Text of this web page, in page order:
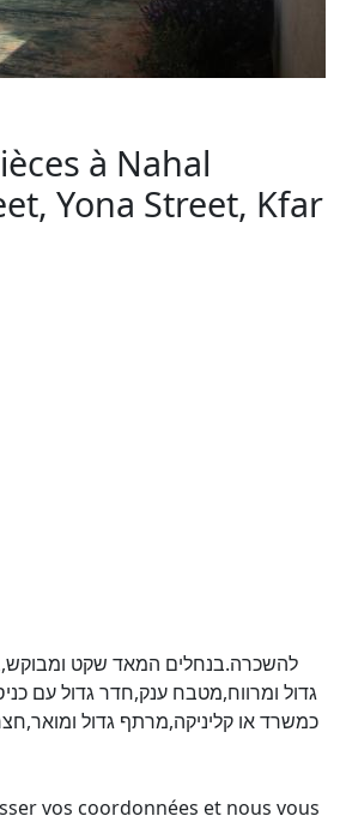
à Nahal
Yona Street, Kfar
גדול ומרווח,מטבח ענק,חדר גדול עם
כמשרד או קליניקה,מרתף גדול
vos coordonnées et nous vous